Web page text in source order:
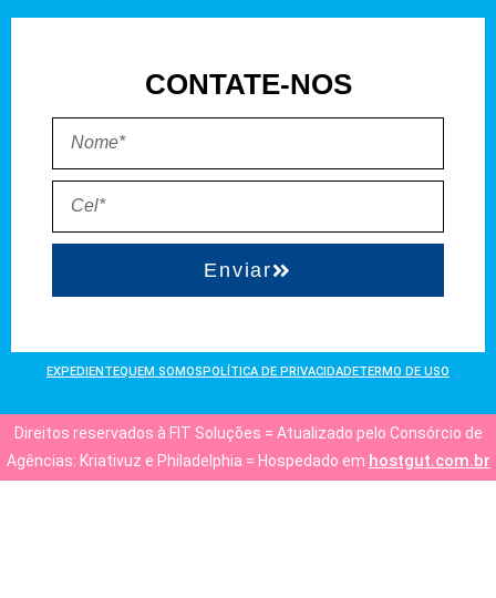
CONTATE-NOS
Enviar
EXPEDIENTEQUEM SOMOSPOLÍTICA DE PRIVACIDADETERMO DE USO
Direitos reservados à FIT Soluções = Atualizado pelo Consórcio de
Agências: Kriativuz e Philadelphia = Hospedado em hostgut.com.br